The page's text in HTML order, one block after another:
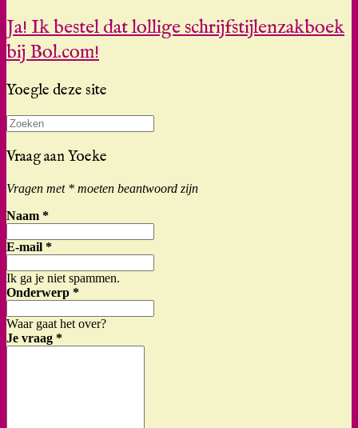
Ja! Ik bestel dat lollige schrijfstijlenzakboek
bij Bol.com!
Yoegle deze site
Zoeken
naar:
Vraag aan Yoeke
Vragen met * moeten beantwoord zijn
Naam *
E-mail *
Ik ga je niet spammen.
Onderwerp *
Waar gaat het over?
Je vraag *